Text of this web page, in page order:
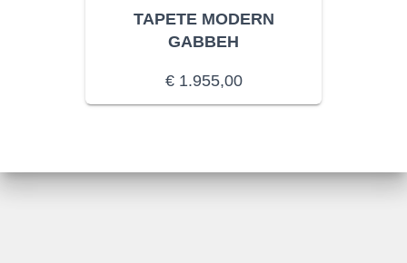
TAPETE MODERN
GABBEH
€1.955,00